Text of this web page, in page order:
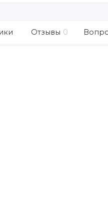
Отзывы 0